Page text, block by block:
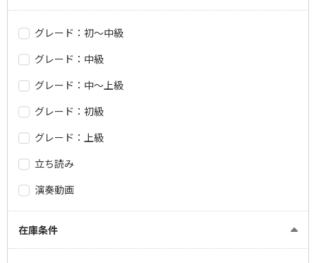
グレード：初～中級
グレード：中級
グレード：中～上級
グレード：初級
グレード：上級
立ち読み
演奏動画
在庫条件